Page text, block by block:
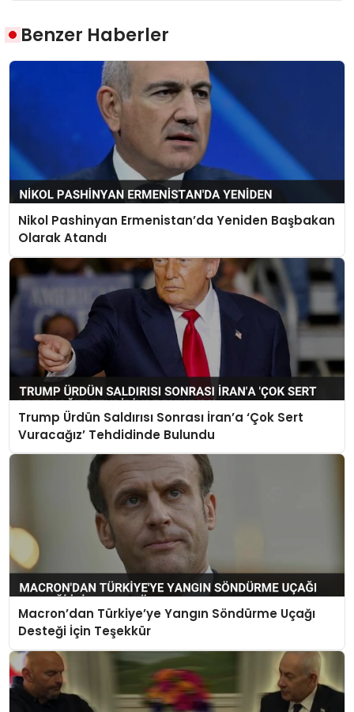
Benzer Haberler
Nikol Pashinyan Ermenistan’da Yeniden Başbakan
Olarak Atandı
Trump Ürdün Saldırısı Sonrası İran’a ‘Çok Sert
Vuracağız’ Tehdidinde Bulundu
Macron’dan Türkiye’ye Yangın Söndürme Uçağı
Desteği İçin Teşekkür